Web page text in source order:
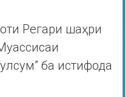
Регари шаҳри
ба истифода